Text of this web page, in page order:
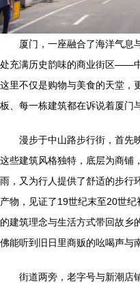
厦门，一座融合了海洋气息
处充满历史韵味的商业街区——
这里不仅是购物与美食的天堂，
板、每一栋建筑都在诉说着厦门
漫步于中山路步行街，首先
这些建筑风格独特，底层为商铺
雨，又为行人提供了舒适的步行
产物，见证了19世纪末至20世
的建筑理念与生活方式带回故乡
佛能听到旧日里商贩的吆喝声与
街道两旁，老字号与新潮店